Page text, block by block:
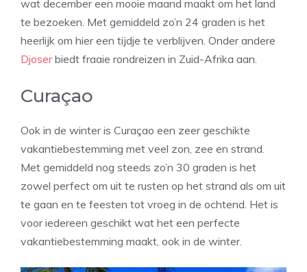
wat december een mooie maand maakt om het land
te bezoeken. Met gemiddeld zo’n 24 graden is het
heerlijk om hier een tijdje te verblijven. Onder andere
Djoserbiedt fraaie rondreizen in Zuid-Afrika aan.
Curaçao
Ook in de winter is Curaçao een zeer geschikte
vakantiebestemming met veel zon, zee en strand.
Met gemiddeld nog steeds zo’n 30 graden is het
zowel perfect om uit te rusten op het strand als om uit
te gaan en te feesten tot vroeg in de ochtend. Het is
voor iedereen geschikt wat het een perfecte
vakantiebestemming maakt, ook in de winter.